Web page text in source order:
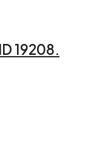
19208.